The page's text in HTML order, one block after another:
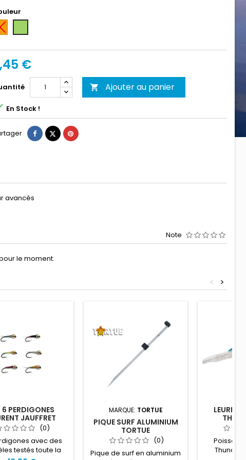
€
 Ajouter au panier
En Stock !
PartagerTweetPinterest
avancés
Note
le moment.
>
<
6 PERDIGONES
JAUFFRET
(0)
avec des
testés toute la
MARQUE: TORTUE
PIQUE SURF ALUMINIUM
TORTUE
(0)
Pique de surf en aluminium
LEURRE
Poisson
Thunder